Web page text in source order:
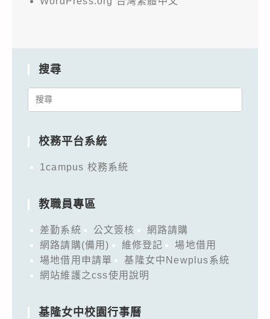
搜尋
Search
校務平台系統
1campus 校務系統
教職員專區
差勤系統 公文簽核
網路請購
網路請購(備用)
維修登記
場地借用
場地借用申請單
基隆女中Newplus系統
網站維護之css使用說明
基隆女中校園行事曆